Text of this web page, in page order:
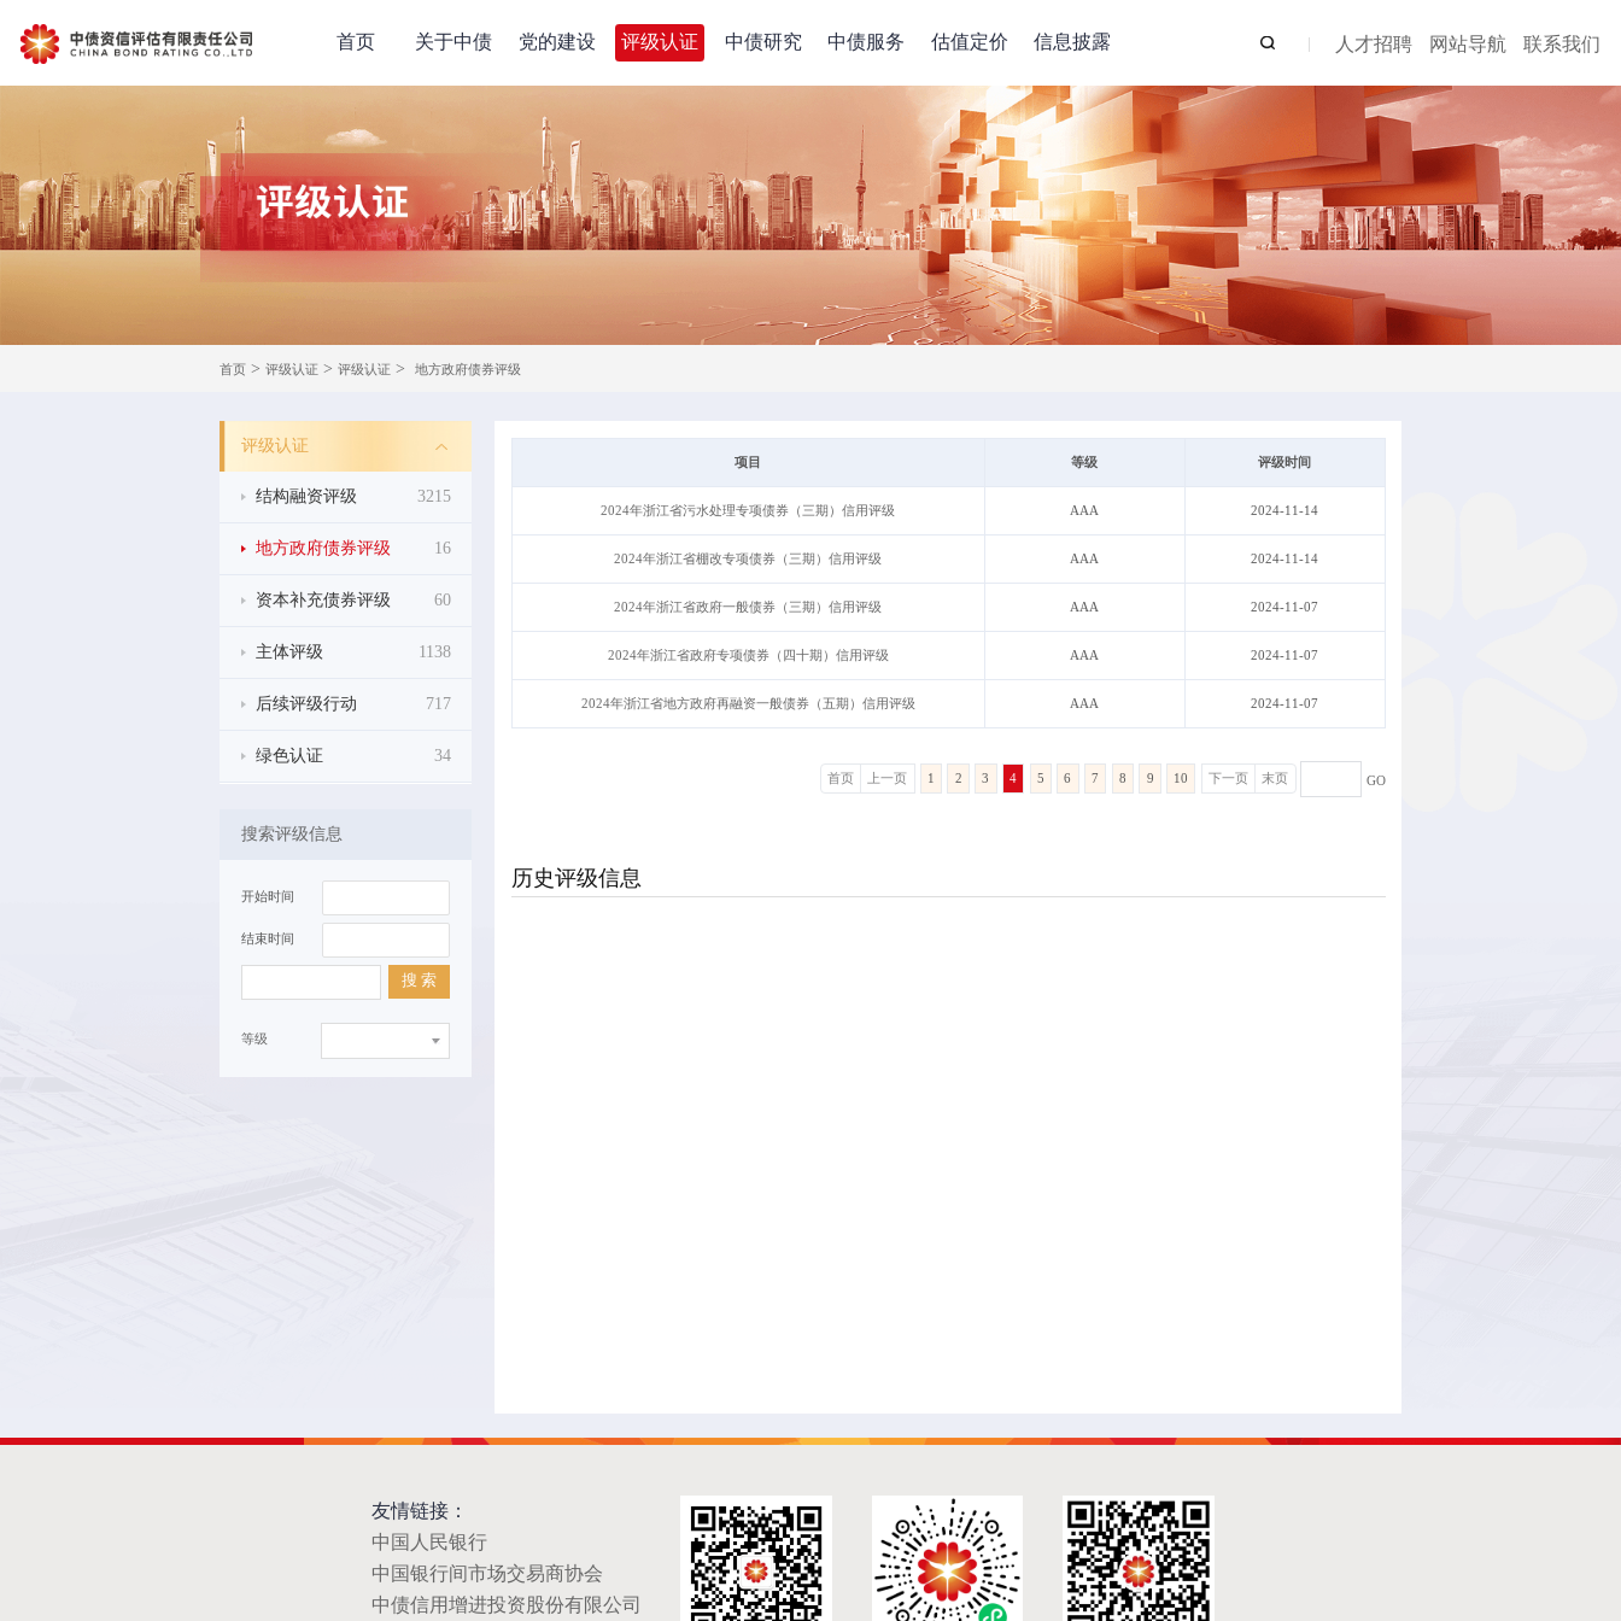
首页 关于中债 党的建设 评级认证 中债研究 中债服务 估值定价 信息披露 人才招聘 网站导航 联系我们
首页 > 评级认证 > 评级认证 > 地方政府债券评级
评级认证
结构融资评级 3215
地方政府债券评级 16
资本补充债券评级 60
主体评级 1138
后续评级行动 717
绿色认证 34
搜索评级信息
开始时间
结束时间
搜 索
等级
项目 等级 评级时间
2024年浙江省污水处理专项债券（三期）信用评级 AAA 2024-11-14
2024年浙江省棚改专项债券（三期）信用评级 AAA 2024-11-14
2024年浙江省政府一般债券（三期）信用评级 AAA 2024-11-07
2024年浙江省政府专项债券（四十期）信用评级 AAA 2024-11-07
2024年浙江省地方政府再融资一般债券（五期）信用评级 AAA 2024-11-07
首页 上一页 1 2 3 4 5 6 7 8 9 10 下一页 末页 GO
历史评级信息
友情链接：
中国人民银行
中国银行间市场交易商协会
中债信用增进投资股份有限公司